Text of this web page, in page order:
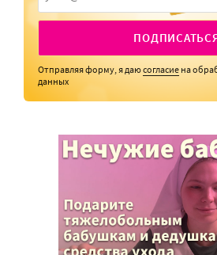
Отправляя форму, я даюсогласие на
данных